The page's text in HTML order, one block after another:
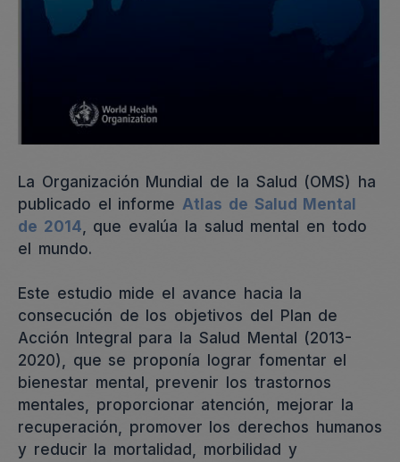
La Organización Mundial de la Salud (OMS) ha
publicado el informe Atlas de Salud Mental
de 2014 , que evalúa la salud mental en todo
el mundo.
Este estudio mide el avance hacia la
consecución de los objetivos del Plan de
Acción Integral para la Salud Mental (2013-
2020), que se proponía lograr fomentar el
bienestar mental, prevenir los trastornos
mentales, proporcionar atención, mejorar la
recuperación, promover los derechos humanos
y reducir la mortalidad, morbilidad y